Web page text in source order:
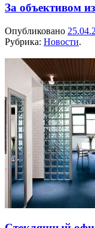
За объективом
Опубликовано
Рубрика: Новости.